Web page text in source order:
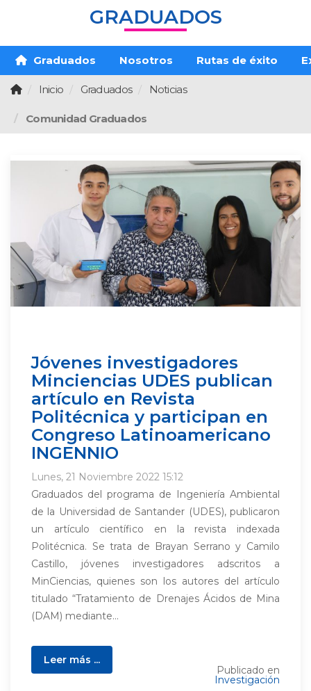
GRADUADOS
Graduados Nosotros Rutas de éxito
Inicio Graduados Noticias
Comunidad Graduados
Jóvenes investigadores
Minciencias UDES publican
artículo en Revista
Politécnica y participan en
Congreso Latinoamericano
INGENNIO
Lunes, 21 Noviembre 2022 15:12
Graduados del programa de Ingeniería Ambiental
de la Universidad de Santander (UDES), publicaron
un artículo científico en la revista indexada
Politécnica. Se trata de Brayan Serrano y Camilo
Castillo, jóvenes investigadores adscritos a
MinCiencias, quienes son los autores del artículo
titulado “Tratamiento de Drenajes Ácidos de Mina
(DAM) mediante...
Leer más ...
Publicado en
Investigación